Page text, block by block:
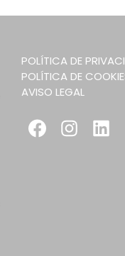
POLÍTICA DE
POLÍTICA DE
AVISO LEGAL
Facebook